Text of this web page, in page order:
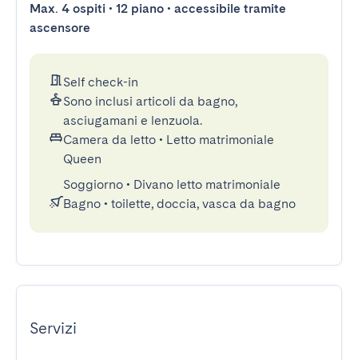
Max. 4 ospiti • 12 piano • accessibile tramite
ascensore
Self check-in
Sono inclusi articoli da bagno,
asciugamani e lenzuola.
Camera da letto • Letto matrimoniale
Queen
Soggiorno • Divano letto matrimoniale
Bagno • toilette, doccia, vasca da bagno
Servizi